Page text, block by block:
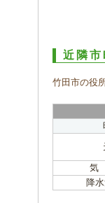
近隣
竹田市の役
気
降